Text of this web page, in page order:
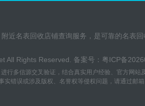
近名表回收店铺查询服务，是可靠的名表
All Rights Reserved. 备案号： 粤ICP备
行多信源交叉验证，结合真实用户经验、官方网站
错误或涉及版权、名誉权等侵权问题，请通过邮